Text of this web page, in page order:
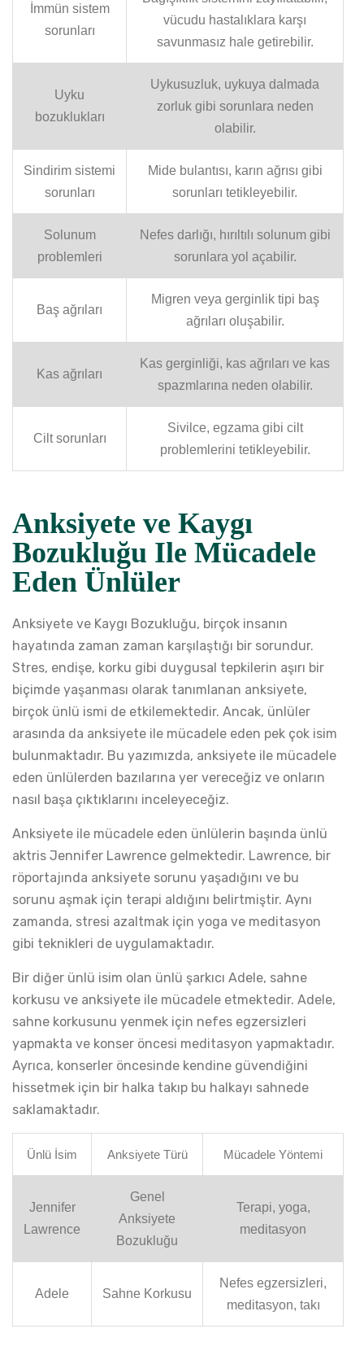
İmmün sistem
sorunları
vücudu hastalıklara karşı
savunmasız hale getirebilir.
Uyku
bozuklukları
Uykusuzluk, uykuya dalmada
zorluk gibi sorunlara neden
olabilir.
Sindirim sistemi
sorunları
Mide bulantısı, karın ağrısı gibi
sorunları tetikleyebilir.
Solunum
problemleri
Nefes darlığı, hırıltılı solunum gibi
sorunlara yol açabilir.
Baş ağrıları
Migren veya gerginlik tipi baş
ağrıları oluşabilir.
Kas ağrıları
Kas gerginliği, kas ağrıları ve kas
spazmlarına neden olabilir.
Cilt sorunları
Sivilce, egzama gibi cilt
problemlerini tetikleyebilir.
Anksiyete ve Kaygı
Bozukluğu Ile Mücadele
Eden Ünlüler
Anksiyete ve Kaygı Bozukluğu, birçok insanın
hayatında zaman zaman karşılaştığı bir sorundur.
Stres, endişe, korku gibi duygusal tepkilerin aşırı bir
biçimde yaşanması olarak tanımlanan anksiyete,
birçok ünlü ismi de etkilemektedir. Ancak, ünlüler
arasında da anksiyete ile mücadele eden pek çok isim
bulunmaktadır. Bu yazımızda, anksiyete ile mücadele
eden ünlülerden bazılarına yer vereceğiz ve onların
nasıl başa çıktıklarını inceleyeceğiz.
Anksiyete ile mücadele eden ünlülerin başında ünlü
aktris Jennifer Lawrence gelmektedir. Lawrence, bir
röportajında anksiyete sorunu yaşadığını ve bu
sorunu aşmak için terapi aldığını belirtmiştir. Aynı
zamanda, stresi azaltmak için yoga ve meditasyon
gibi teknikleri de uygulamaktadır.
Bir diğer ünlü isim olan ünlü şarkıcı Adele, sahne
korkusu ve anksiyete ile mücadele etmektedir. Adele,
sahne korkusunu yenmek için nefes egzersizleri
yapmakta ve konser öncesi meditasyon yapmaktadır.
Ayrıca, konserler öncesinde kendine güvendiğini
hissetmek için bir halka takıp bu halkayı sahnede
saklamaktadır.
Ünlü İsim Anksiyete Türü Mücadele Yöntemi
Jennifer
Lawrence
Genel
Anksiyete
Bozukluğu
Terapi, yoga,
meditasyon
Adele Sahne Korkusu
Nefes egzersizleri,
meditasyon, takı